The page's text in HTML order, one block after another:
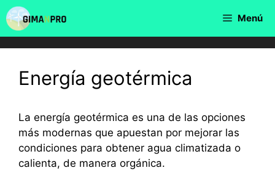
Saltar
al
contenido
Menú
Energía geotérmica
La energía geotérmica es una de las opciones
más modernas que apuestan por mejorar las
condiciones para obtener agua climatizada o
calienta, de manera orgánica.